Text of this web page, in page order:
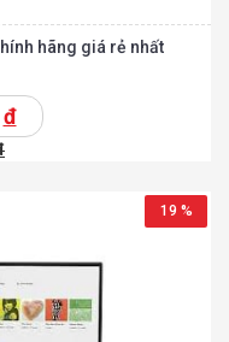
hãng giá rẻ nhất
đ
19 %